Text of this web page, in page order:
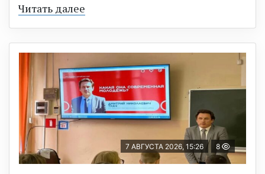
Читать далее
7 АВГУСТА 2026, 15:26 8